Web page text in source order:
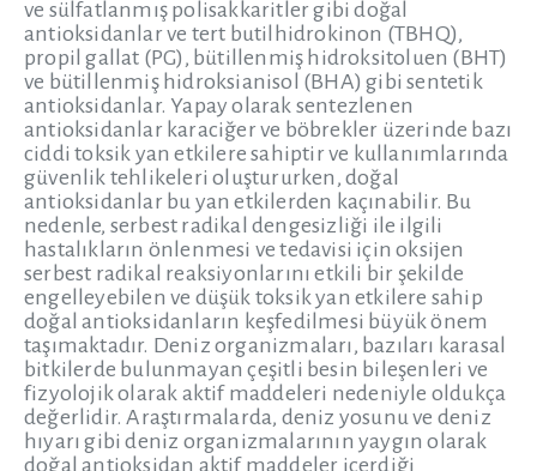
ve sülfatlanmış polisakkaritler gibi doğal
antioksidanlar ve tert butilhidrokinon (TBHQ),
propil gallat (PG), bütillenmiş hidroksitoluen (BHT)
ve bütillenmiş hidroksianisol (BHA) gibi sentetik
antioksidanlar. Yapay olarak sentezlenen
antioksidanlar karaciğer ve böbrekler üzerinde bazı
ciddi toksik yan etkilere sahiptir ve kullanımlarında
güvenlik tehlikeleri oluştururken, doğal
antioksidanlar bu yan etkilerden kaçınabilir. Bu
nedenle, serbest radikal dengesizliği ile ilgili
hastalıkların önlenmesi ve tedavisi için oksijen
serbest radikal reaksiyonlarını etkili bir şekilde
engelleyebilen ve düşük toksik yan etkilere sahip
doğal antioksidanların keşfedilmesi büyük önem
taşımaktadır. Deniz organizmaları, bazıları karasal
bitkilerde bulunmayan çeşitli besin bileşenleri ve
fizyolojik olarak aktif maddeleri nedeniyle oldukça
değerlidir. Araştırmalarda, deniz yosunu ve deniz
hıyarı gibi deniz organizmalarının yaygın olarak
doğal antioksidan aktif maddeler içerdiği